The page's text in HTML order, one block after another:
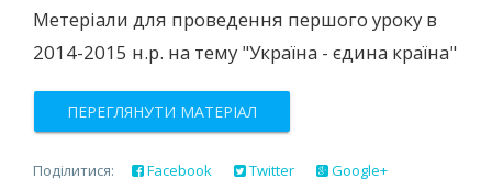
Метеріали для проведення першого уроку в
2014-2015 н.р. на тему "Україна - єдина країна"
ПЕРЕГЛЯНУТИ МАТЕРІАЛ
Поділитися: Facebook Twitter Google+